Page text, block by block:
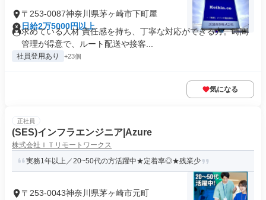
〒253-0087神奈川県茅ヶ崎市下町屋
日給2万5000円以上
求めている人材 責任感を持ち、丁寧な対応ができる方。時間
管理が得意で、ルート配送や接客...
社員登用あり +23個
気になる
正社員
(SES)インフラエンジニア|Azure
株式会社ＩＴリモートワークス
実務1年以上／20~50代の方活躍中★定着率◎★残業少
〒253-0043神奈川県茅ヶ崎市元町